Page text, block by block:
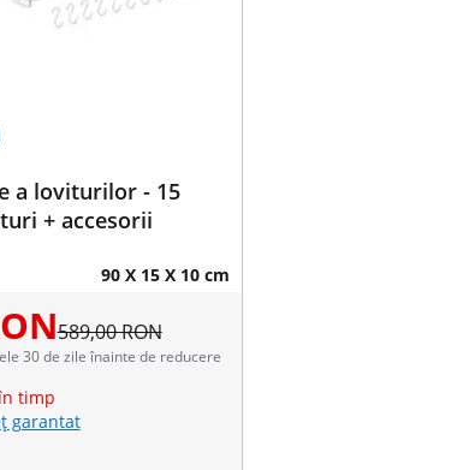
a loviturilor - 15
+ accesorii
90 X 15 X 10 cm
589,00 RON
30 de zile înainte de reducere
timp
garantat